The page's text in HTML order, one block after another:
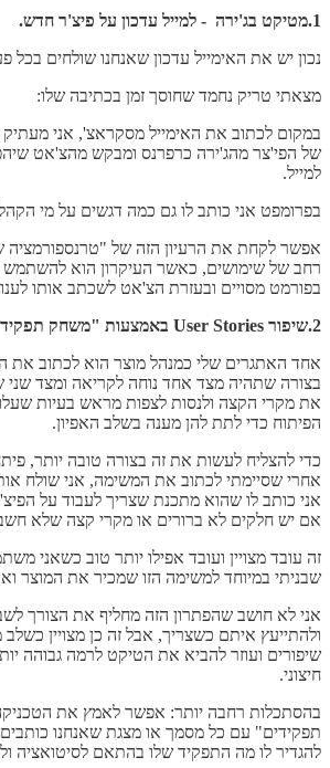
1.מטיקט בג'ירה - למייל עדכון על פיצ'ר חדש.
נכון יש את האימייל עדכון שאנחנו שולחים
מצאתי טריק נחמד שחוסך זמן בכתיבה שלו:
של הפי'צר מהג'ירה כרפרנס ומבקש מהצ'אט
למייל.
בפרומפט אני כותב לו גם כמה דגשים על מי
אפשר לקחת את הרעיון הזה של "טרנספורמציה
רחב של שימושים, כאשר העיקרון הוא להשתמש
בפורמט מסויים ובעזרת הצ'אט לשכתב אותו
2.שיפור User Stories באמצעות "משחק תפקידים".
אחד האתגרים שלי כמנהל מוצר הוא לכתוב את
בצורה שתהיה מצד אחד נוחה לקריאה ומצד שני
את מקרי הקצה ולנסות לצפות מראש בעיות
הפיתוח כדי לתת להן מענה בשלב האפיון.
כדי להצליח לעשות את זה בצורה טובה יותר,
אחרי שסיימתי לכתוב את המשימה, אני שולח
אני כותב לו שהוא מתכנת שצריך לעבוד על
אם יש חלקים לא ברורים או מקרי קצה שלא
שבניתי במיוחד למשימה הזו שמכיר את המוצר
אני לא חושב שהפתרון הזה מחליף את הצורך
ולהתייעץ איתם כשצריך, אבל זה כן מצויין
שיפורים ועוזר להביא את הטיקט לרמה גבוהה
חיצוני.
בהסתכלות רחבה יותר: אפשר לאמץ את
תפקידים" עם כל מסמך או מצגת שאנחנו
להגדיר לו מה התפקיד שלו בהתאם לסיטואציה